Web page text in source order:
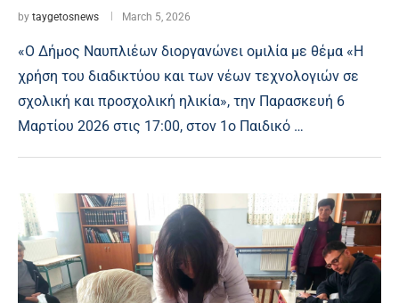
by taygetosnews March 5, 2026
«Ο Δήμος Ναυπλιέων διοργανώνει ομιλία με θέμα «Η
χρήση του διαδικτύου και των νέων τεχνολογιών σε
σχολική και προσχολική ηλικία», την Παρασκευή 6
Μαρτίου 2026 στις 17:00, στον 1ο Παιδικό …